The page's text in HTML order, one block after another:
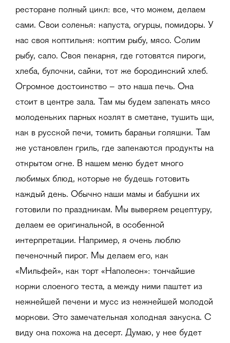
ресторане полный цикл: все, что можем, делаем
сами. Свои соленья: капуста, огурцы, помидоры. У
нас своя коптильня: коптим рыбу, мясо. Солим
рыбу, сало. Своя пекарня, где готовятся пироги,
хлеба, булочки, сайки, тот же бородинский хлеб.
Огромное достоинство – это наша печь. Она
стоит в центре зала. Там мы будем запекать мясо
молоденьких парных козлят в сметане, тушить щи,
как в русской печи, томить бараньи голяшки. Там
же установлен гриль, где запекаются продукты на
открытом огне. В нашем меню будет много
любимых блюд, которые не будешь готовить
каждый день. Обычно наши мамы и бабушки их
готовили по праздникам. Мы выверяем рецептуру,
делаем ее оригинальной, в особенной
интерпретации. Например, я очень люблю
печеночный пирог. Мы делаем его, как
«Мильфей», как торт «Наполеон»: тончайшие
коржи слоеного теста, а между ними паштет из
нежнейшей печени и мусс из нежнейшей молодой
моркови. Это замечательная холодная закуска. С
виду она похожа на десерт. Думаю, у нее будет